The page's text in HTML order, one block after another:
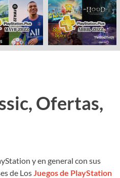
Ofertas,
y en general con sus
de Los Juegos de PlayStation